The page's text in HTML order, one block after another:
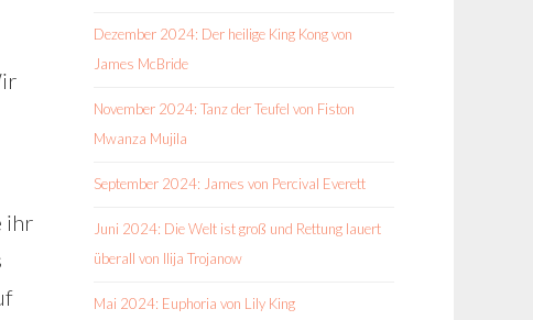
ihr
Dezember 2024: Der heilige King Kong von
James McBride
November 2024: Tanz der Teufel von Fiston
Mwanza Mujila
September 2024: James von Percival Everett
Juni 2024: Die Welt ist groß und Rettung lauert
überall von Ilija Trojanow
Mai 2024: Euphoria von Lily King